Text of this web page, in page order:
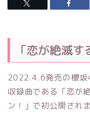
「恋が絶滅
2022.4.6発売の櫻坂
収録曲である「恋が
ン！」で初公開され